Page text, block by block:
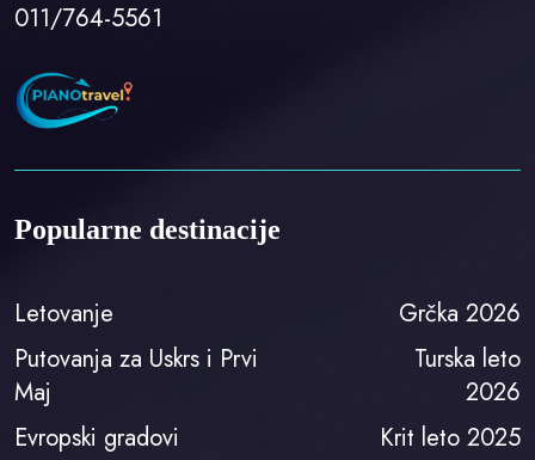
011/764-5561
Popularne destinacije
Letovanje
Putovanja za Uskrs i Prvi
Maj
Evropski gradovi
Grčka 2026
Turska leto
2026
Krit leto 2025